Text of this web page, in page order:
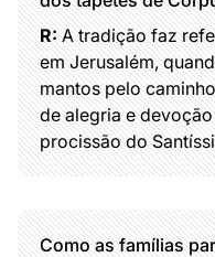
R:A tradição faz
em Jerusalém,
mantos pelo
de alegria e
procissão do
Como as famílias